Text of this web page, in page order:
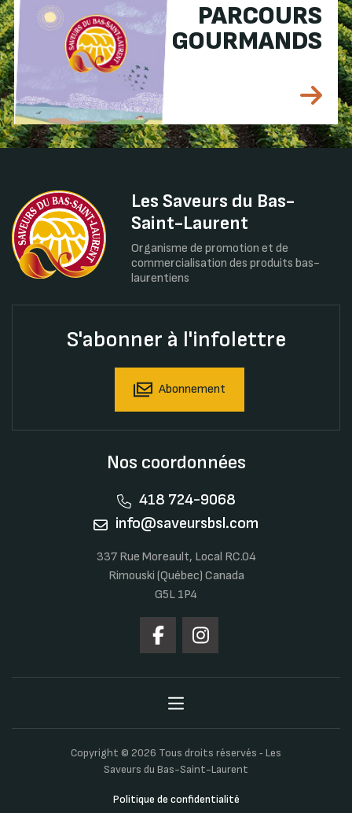
PARCOURS
GOURMANDS
Les Saveurs du Bas-
Saint-Laurent
Organisme de promotion et de
commercialisation des produits bas-
laurentiens
S'abonner à l'infolettre
Abonnement
Nos coordonnées
418 724-9068
info@saveursbsl.com
337 Rue Moreault, Local RC.04
Rimouski (Québec) Canada
G5L 1P4
Copyright © 2026 Tous droits réservés ‐ Les
Saveurs du Bas-Saint-Laurent
Politique de confidentialité